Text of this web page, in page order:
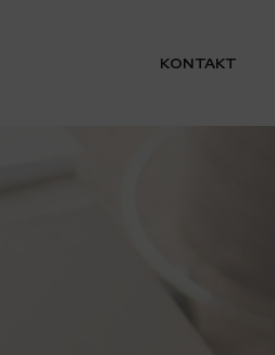
KONTAKT